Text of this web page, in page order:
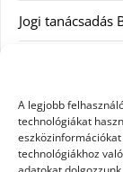
A legjobb
technológiákat
technológiákhoz
Jogi
Arckrémek –
Kategóriák